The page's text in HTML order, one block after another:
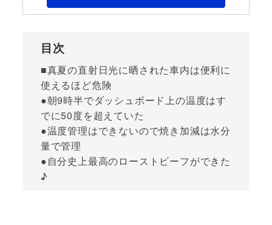
目次
■真夏の直射日光に晒された車内は便利に
使えるほど危険
●朝9時半でダッシュボード上の温度はす
でに50度を超えていた
●温度管理はできないので焼き加減は水分
量で管理
●自分史上最高のローストビーフができた
♪